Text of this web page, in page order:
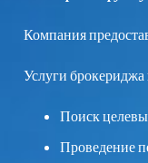
Компания
Услуги
Поиск
Проведение